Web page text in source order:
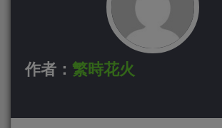
作者： 繁時花火